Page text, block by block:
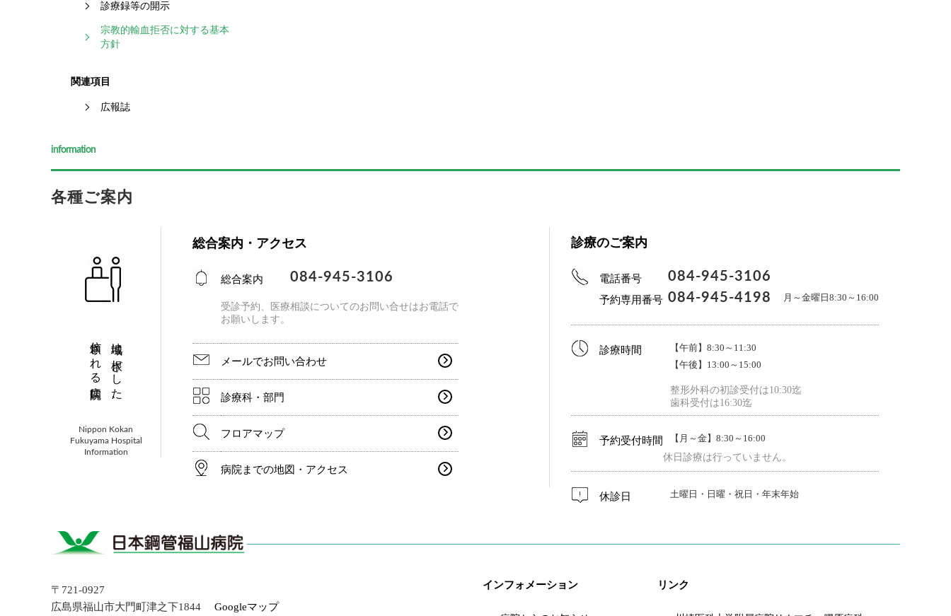
診療録等の開示
宗教的輸血拒否に対する基本
方針
関連項目
広報誌
information
各種ご案内
地域に根ざした、
信頼される病院に。
Nippon Kokan
Fukuyama Hospital
Information
総合案内・アクセス
総合案内 084-945-3106
受診予約、医療相談についてのお問い合せはお電話で
お願いします。
メールでお問い合わせ
診療科・部門
フロアマップ
病院までの地図・アクセス
診療のご案内
電話番号 084-945-3106
予約専用番号 084-945-4198 月～金曜日8:30～16:00
診療時間
【午前】8:30～11:30
【午後】13:00～15:00
整形外科の初診受付は10:30迄
歯科受付は16:30迄
予約受付時間
【月～金】8:30～16:00
休日診療は行っていません。
休診日 土曜日・日曜・祝日・年末年始
〒721-0927
広島県福山市大門町津之下1844 Googleマップ
インフォメーション リンク